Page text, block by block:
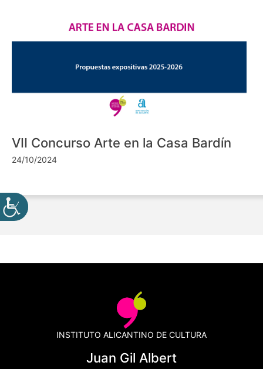
VII Concurso Arte en la Casa Bardín
24/10/2024
INSTITUTO ALICANTINO DE CULTURA
Juan Gil Albert